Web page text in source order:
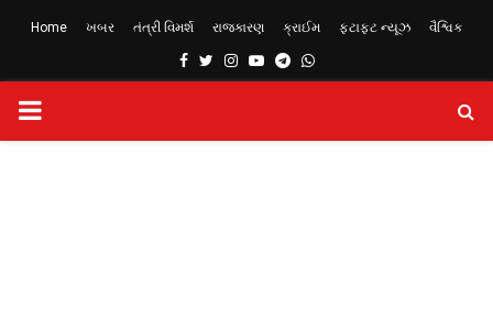
Home ખબર તંત્રી વિમર્શ રાજકારણ ક્રાઈમ ફટાફટ ન્યૂઝ વૈશ્વિક
Facebook
TwitterInstagram
YoutubeTelegram
Whatsapp
PRIMARY